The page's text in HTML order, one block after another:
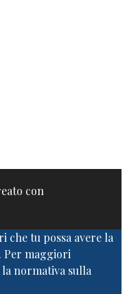
con
che tu possa avere la
Per maggiori
normativa sulla